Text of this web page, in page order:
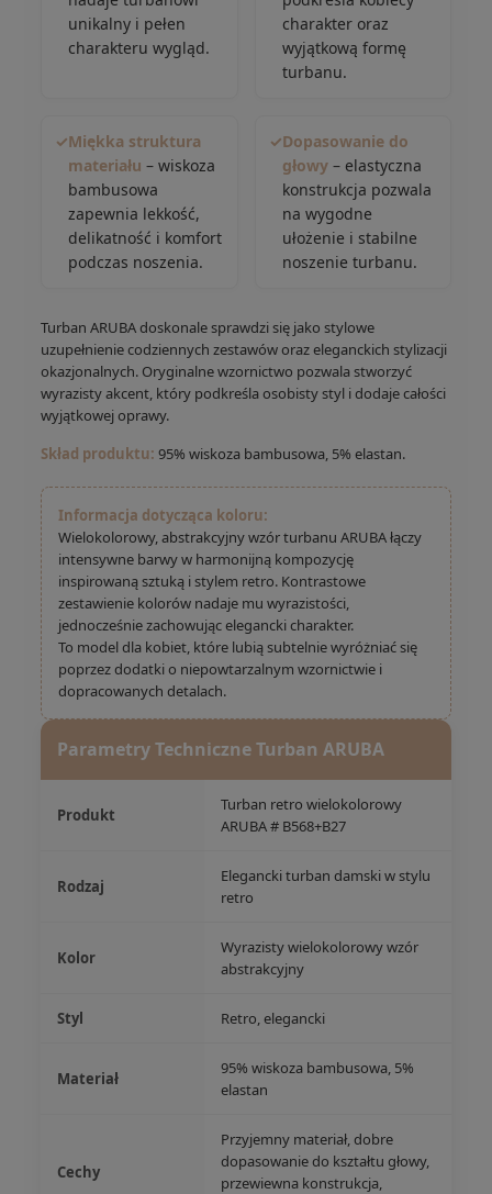
unikalny i pełen
charakteru wygląd.
charakter oraz
wyjątkową formę
turbanu.
✓Miękka struktura
materiału – wiskoza
bambusowa
zapewnia lekkość,
delikatność i komfort
podczas noszenia.
✓Dopasowanie do
głowy– elastyczna
konstrukcja pozwala
na wygodne
ułożenie i stabilne
noszenie turbanu.
Turban ARUBA doskonale sprawdzi się jako stylowe
uzupełnienie codziennych zestawów oraz eleganckich stylizacji
okazjonalnych. Oryginalne wzornictwo pozwala stworzyć
wyrazisty akcent, który podkreśla osobisty styl i dodaje całości
wyjątkowej oprawy.
Skład produktu: 95% wiskoza bambusowa, 5% elastan.
Informacja dotycząca koloru:
Wielokolorowy, abstrakcyjny wzór turbanu ARUBA łączy
intensywne barwy w harmonijną kompozycję
inspirowaną sztuką i stylem retro. Kontrastowe
zestawienie kolorów nadaje mu wyrazistości,
jednocześnie zachowując elegancki charakter.
To model dla kobiet, które lubią subtelnie wyróżniać się
poprzez dodatki o niepowtarzalnym wzornictwie i
dopracowanych detalach.
Parametry Techniczne Turban ARUBA
Produkt
Turban retro wielokolorowy
ARUBA # B568+B27
Rodzaj
Elegancki turban damski w stylu
retro
Kolor
Wyrazisty wielokolorowy wzór
abstrakcyjny
Styl Retro, elegancki
Materiał
95% wiskoza bambusowa, 5%
elastan
Cechy
Przyjemny materiał, dobre
dopasowanie do kształtu głowy,
przewiewna konstrukcja,